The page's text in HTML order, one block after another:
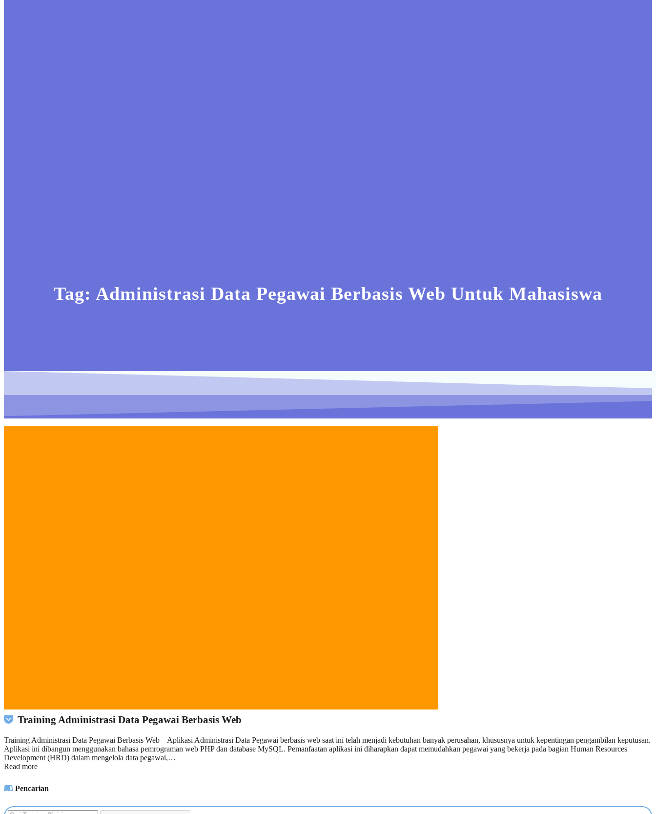
Tag: Administrasi Data Pegawai Berbasis Web Untuk Mahasiswa
Training Administrasi Data Pegawai Berbasis Web
Training Administrasi Data Pegawai Berbasis Web – Aplikasi Administrasi Data Pegawai berbasis web saat ini telah menjadi kebutuhan banyak perusahan, khususnya untuk kepentingan pengambilan keputusan.
Aplikasi ini dibangun menggunakan bahasa pemrograman web PHP dan database MySQL. Pemanfaatan aplikasi ini diharapkan dapat memudahkan pegawai yang bekerja pada bagian Human Resources
Development (HRD) dalam mengelola data pegawai,…
Read more
Pencarian